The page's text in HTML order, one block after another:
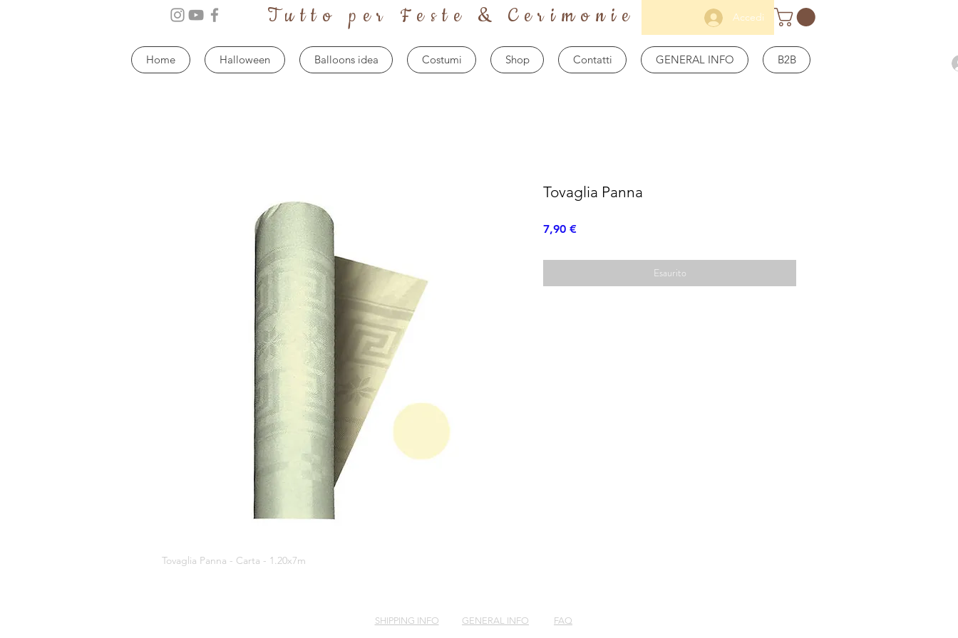
Tutto per Feste & Cerimonie Accedi
Home Halloween Balloons idea Costumi Shop Contatti GENERAL INFO B2B
Tovaglia Panna - Carta - 1.20x7m
Tovaglia Panna
7,90 €Prezzo
Esaurito
SHIPPING INFO GENERAL INFO FAQ